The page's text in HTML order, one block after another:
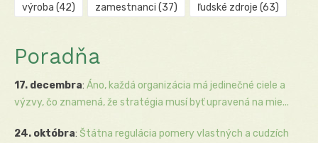
výroba (42) zamestnanci (37) ľudské zdroje (63)
Poradňa
17. decembra: Áno, každá organizácia má jedinečné ciele a
výzvy, čo znamená, že stratégia musí byť upravená na mie...
24. októbra: Štátna regulácia pomery vlastných a cudzích